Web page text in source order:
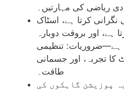
ریاضی کی مہارتیں۔
نگرانی کرتا ہے، اسٹاک
ہے، اور بروقت دوبارہ
ہے—ضروریات: تنظیمی
کا تجربہ، اور جسمانی
طاقت۔
پوزیشن گاہکوں کی